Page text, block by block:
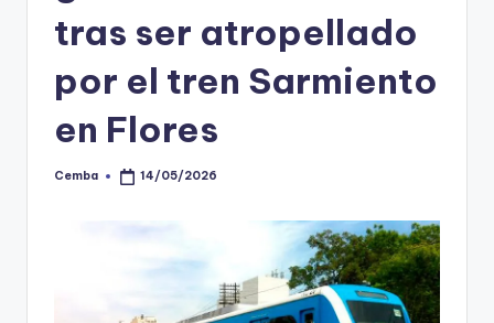
tras ser atropellado
por el tren Sarmiento
en Flores
Posted
Cemba 14/05/2026